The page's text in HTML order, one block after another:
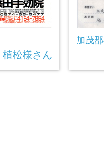
植松様さん
加茂